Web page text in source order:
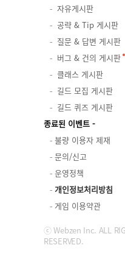
자유게시판
공략 & Tip 게시판
질문 & 답변 게시판
버그 & 건의 게시판
클래스 게시판
길드 모집 게시판
길드 퀴즈 게시판
종료된 이벤트
불량 이용자 제재
문의/신고
운영정책
개인정보처리방침
게임 이용약관
ⓒ Webzen Inc. ALL
RESERVED.